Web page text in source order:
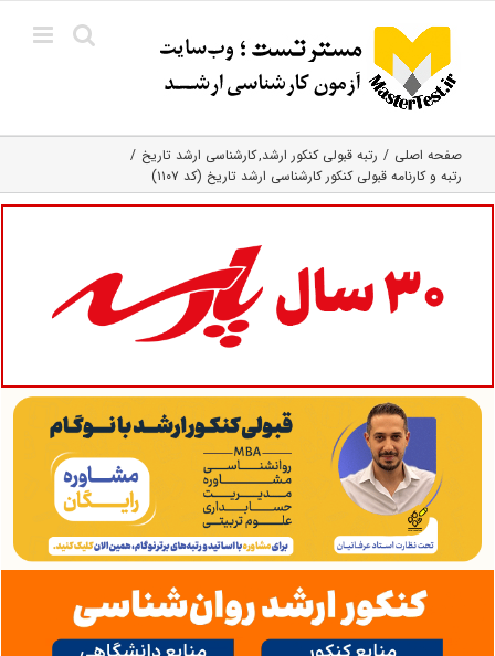
content
صفحه اصلی رتبه قبولی کنکور ارشد کارشناسی ارشد تاریخ
رتبه و کارنامه قبولی کنکور کارشناسی ارشد تاریخ (کد ۱۱۰۷)